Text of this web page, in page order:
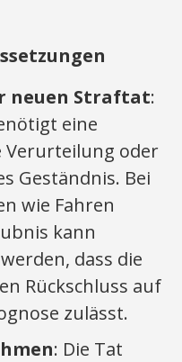
neuen Straftat:
eine
oder
Geständnis. Bei
wie Fahren
kann
dass die
Rückschluss auf
zulässt.
: Die Tat